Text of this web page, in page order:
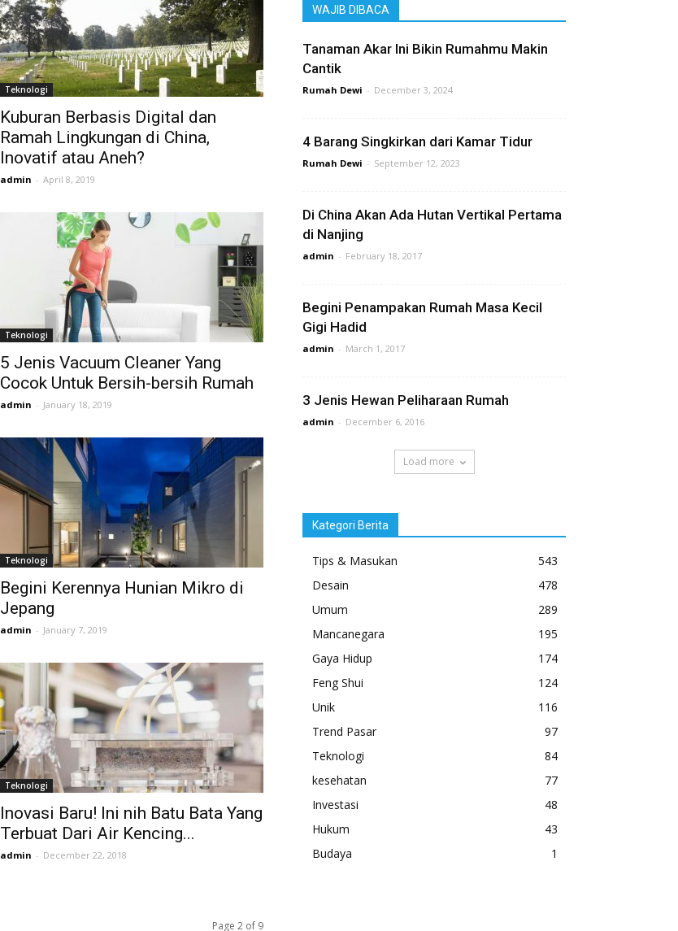
Teknologi
Kuburan Berbasis Digital dan
Ramah Lingkungan di China,
Inovatif atau Aneh?
admin - April 8, 2019
Teknologi
5 Jenis Vacuum Cleaner Yang
Cocok Untuk Bersih-bersih Rumah
admin - January 18, 2019
Teknologi
Begini Kerennya Hunian Mikro di
Jepang
admin - January 7, 2019
Teknologi
Inovasi Baru! Ini nih Batu Bata Yang
Terbuat Dari Air Kencing...
admin - December 22, 2018
Page 2 of 9
WAJIB DIBACA
Tanaman Akar Ini Bikin Rumahmu Makin
Cantik
Rumah Dewi - December 3, 2024
4 Barang Singkirkan dari Kamar Tidur
Rumah Dewi - September 12, 2023
Di China Akan Ada Hutan Vertikal Pertama
di Nanjing
admin - February 18, 2017
Begini Penampakan Rumah Masa Kecil
Gigi Hadid
admin - March 1, 2017
3 Jenis Hewan Peliharaan Rumah
admin - December 6, 2016
Load more
Kategori Berita
Tips & Masukan
543
Desain
478
Umum
289
Mancanegara
195
Gaya Hidup
174
Feng Shui
124
Unik
116
Trend Pasar
97
Teknologi
84
kesehatan
77
Investasi
48
Hukum
43
Budaya
1